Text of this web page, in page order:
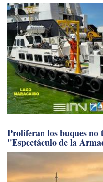
Proliferan los buques no
"Espectáculo de la